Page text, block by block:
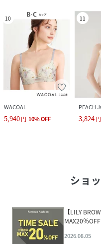
10
WACOAL
5,940円 10%OFF
11
PEACH
3,824円
ショ
【LILY
MAX20％
2026.08.05